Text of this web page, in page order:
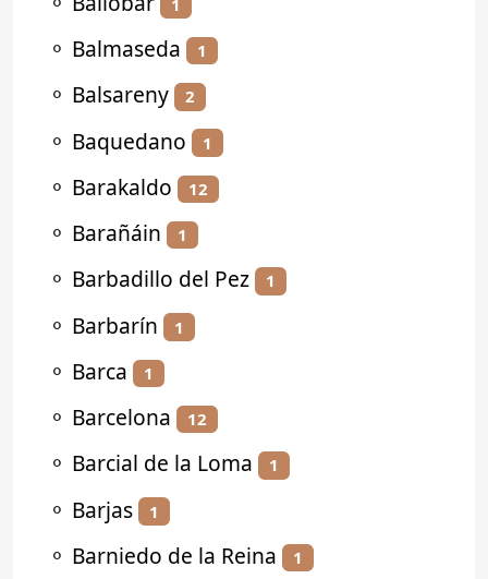
⚬ Balmaseda 1
⚬ Balsareny 2
⚬ Baquedano 1
⚬ Barakaldo 12
⚬ Barañáin 1
⚬ Barbadillo del Pez 1
⚬ Barbarín 1
⚬ Barca 1
⚬ Barcelona 12
⚬ Barcial de la Loma 1
⚬ Barjas 1
⚬ Barniedo de la Reina 1